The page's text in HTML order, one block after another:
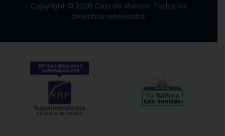
Copyright © 2026 Caja de Ahorros. Todos los
derechos reservados.